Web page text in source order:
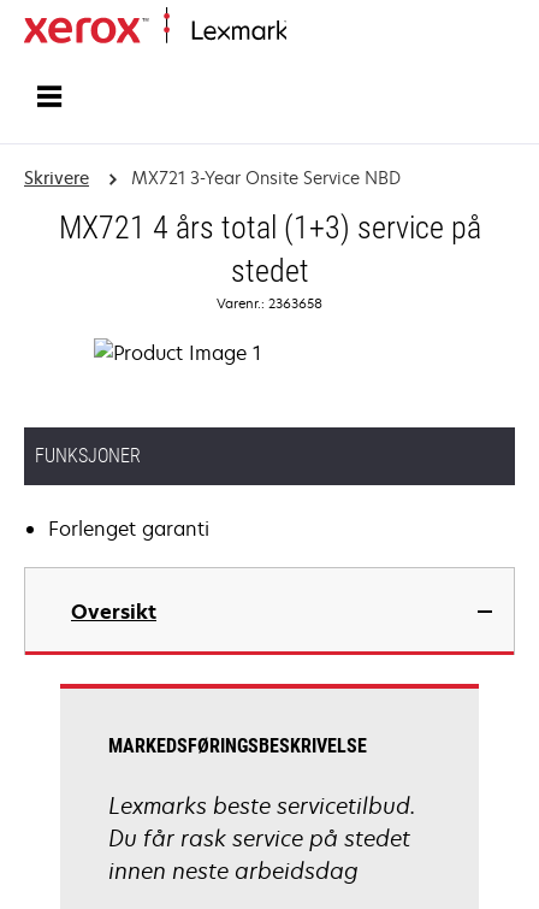
Skrivere MX721 3-Year Onsite Service NBD
MX721 4 års total (1+3) service på
stedet
Varenr.: 2363658
FUNKSJONER
Forlenget garanti
Oversikt
MARKEDSFØRINGSBESKRIVELSE
Lexmarks beste servicetilbud.
Du får rask service på stedet
innen neste arbeidsdag